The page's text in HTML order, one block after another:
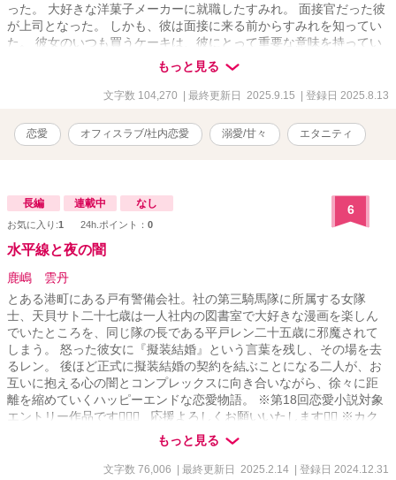
った。 大好きな洋菓子メーカーに就職したすみれ。 面接官だった彼
が上司となった。 しかも、彼は面接に来る前からすみれを知ってい
た。 彼女のいつも買うケーキは、彼にとって重要な意味を持ってい
たからだ。 心に傷を持つヒーローとコンプレックス持ちのヒロイン
もっと見る
文字数 104,270 | 最終更新日 2025.9.15 | 登録日 2025.8.13
恋愛 オフィスラブ/社内恋愛 溺愛/甘々 エタニティ
長編 連載中 なし
お気に入り:1 24h.ポイント： 0
6
水平線と夜の闇
鹿嶋 雲丹
とある港町にある戸有警備会社。社の第三騎馬隊に所属する女隊
士、天貝サト二十七歳は一人社内の図書室で大好きな漫画を楽しん
でいたところを、同じ隊の長である平戸レン二十五歳に邪魔されて
しまう。 怒った彼女に『擬装結婚』という言葉を残し、その場を去
るレン。 後ほど正式に擬装結婚の契約を結ぶことになる二人が、お
互いに抱える心の闇とコンプレックスに向き合いながら、徐々に距
離を縮めていくハッピーエンドな恋愛物語。 ※第18回恋愛小説対象
エントリー作品です🙇🏻‍♀️⸒⸒ 応援よろしくお願いいたします🙇‍♀️ ※カク
ヨムにも同タイトルの小説を掲載していまして、こちらはその内容
に加筆修正を加えたものになります。ストーリーに変更はありませ
もっと見る
文字数 76,006 | 最終更新日 2025.2.14 | 登録日 2024.12.31